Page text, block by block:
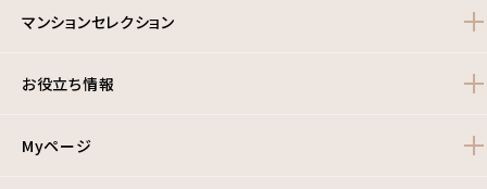
マンションセレクション
お役立ち情報
Myページ